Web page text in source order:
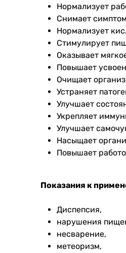
Нормализует
Снимает
Нормализует
Стимулирует
Оказывает
Повышает
Очищает
Устраняет
Улучшает
Укрепляет
Улучшает
Насыщает
Повышает
Показания к
Диспепсия,
нарушения
несварение,
метеоризм,